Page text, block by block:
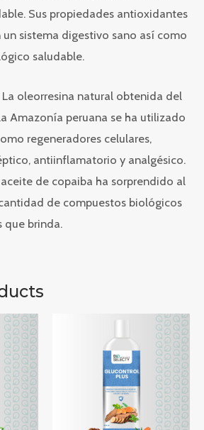
Sus propiedades antioxidantes
sistema digestivo sano así como
saludable.
La oleorresina natural obtenida del
Amazonía peruana se ha utilizado
regeneradores celulares,
antiinflamatorio y analgésico.
de copaiba ha sorprendido al
de compuestos biológicos
que brinda.